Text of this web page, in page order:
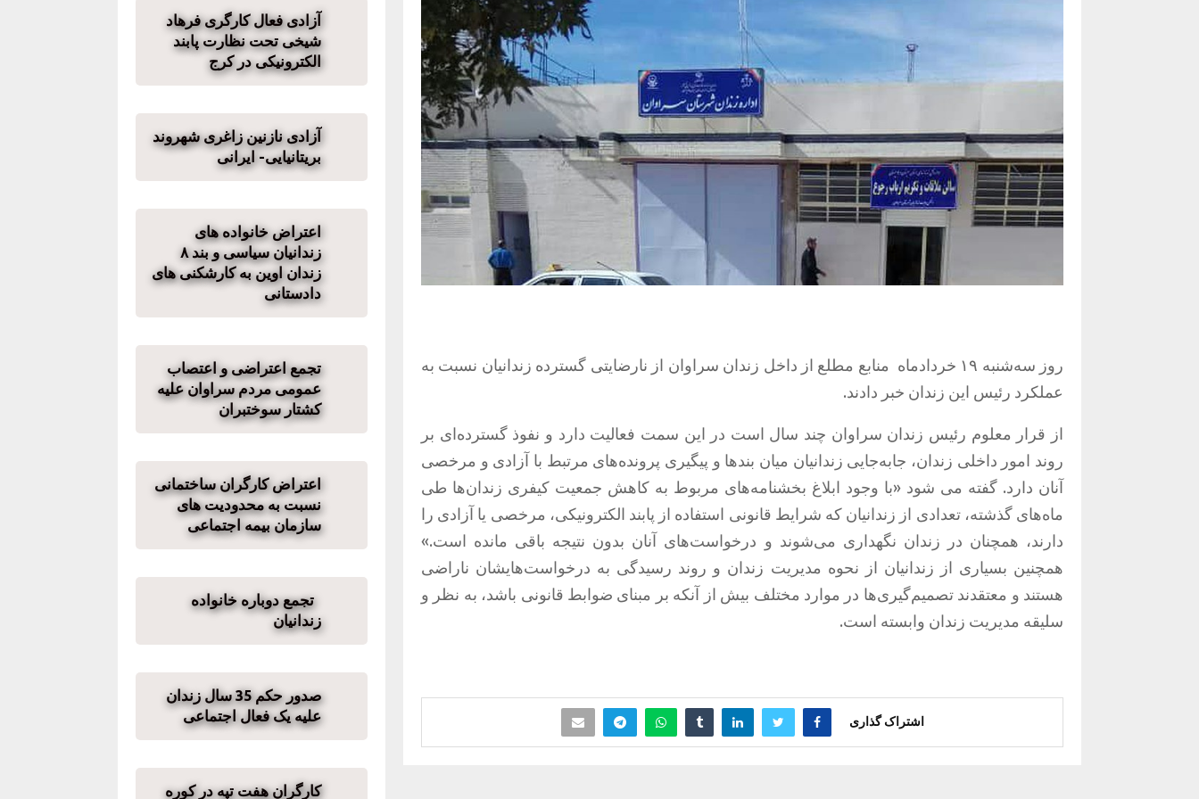
روز سه‌شنبه ۱۹ خردادماه منابع مطلع از داخل زندان سراوان از نارضایتی گسترده زندانیان نسبت به
عملکرد رئیس این زندان خبر دادند.
از قرار معلوم رئیس زندان سراوان چند سال‌ است در این سمت فعالیت دارد و نفوذ گسترده‌ای بر
روند امور داخلی زندان، جابه‌جایی زندانیان میان بندها و پیگیری پرونده‌های مرتبط با آزادی و مرخصی
آنان دارد. گفته می شود «با وجود ابلاغ بخشنامه‌های مربوط به کاهش جمعیت کیفری زندان‌ها طی
ماه‌های گذشته، تعدادی از زندانیان که شرایط قانونی استفاده از پابند الکترونیکی، مرخصی یا آزادی را
دارند، همچنان در زندان نگهداری می‌شوند و درخواست‌های آنان بدون نتیجه باقی مانده است.»
همچنین بسیاری از زندانیان از نحوه مدیریت زندان و روند رسیدگی به درخواست‌هایشان ناراضی
هستند و معتقدند تصمیم‌گیری‌ها در موارد مختلف بیش از آنکه بر مبنای ضوابط قانونی باشد، به نظر و
سلیقه مدیریت زندان وابسته است.
اشتراک گذاری
آزادی فعال کارگری فرهاد
شیخی تحت نظارت پابند
الکترونیکی در کرج
آزادی نازنین زاغری شهروند
بریتانیایی- ایرانی
اعتراض خانواده های
زندانیان سیاسی و بند ۸
زندان اوین به کارشکنی های
دادستانی
تجمع اعتراضی و اعتصاب
عمومی مردم سراوان علیه
کشتار سوختبران
اعتراض کارگران ساختمانی
نسبت به محدودیت های
سازمان بیمه اجتماعی
‍ ‍ تجمع دوباره خانواده
زندانیان
صدور حکم 35 سال زندان
علیه یک فعال اجتماعی
کارگران هفت تپه در کوره